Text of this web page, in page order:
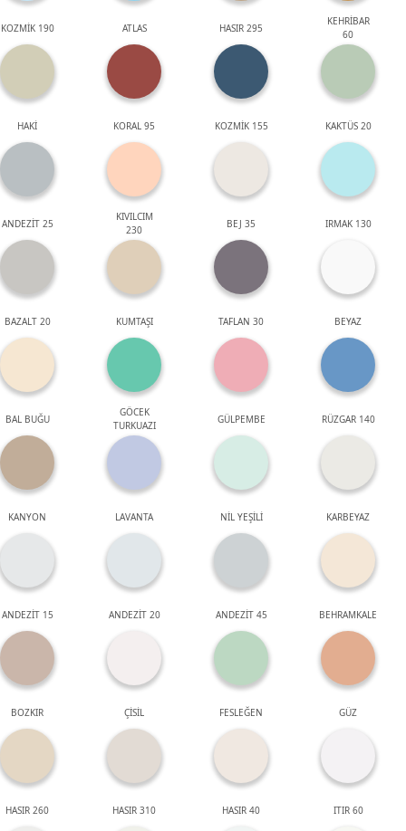
KOZMİK 190 ATLAS HASIR 295
KEHRİBAR
60
HAKİ KORAL 95 KOZMİK 155 KAKTÜS 20
ANDEZİT 25
KIVILCIM
230
BEJ 35 IRMAK 130
BAZALT 20 KUMTAŞI TAFLAN 30 BEYAZ
BAL BUĞU
GÖCEK
TURKUAZI
GÜLPEMBE RÜZGAR 140
KANYON LAVANTA NİL YEŞİLİ KARBEYAZ
ANDEZİT 15 ANDEZİT 20 ANDEZİT 45 BEHRAMKALE
BOZKIR ÇİSİL FESLEĞEN GÜZ
HASIR 260 HASIR 310 HASIR 40 ITIR 60